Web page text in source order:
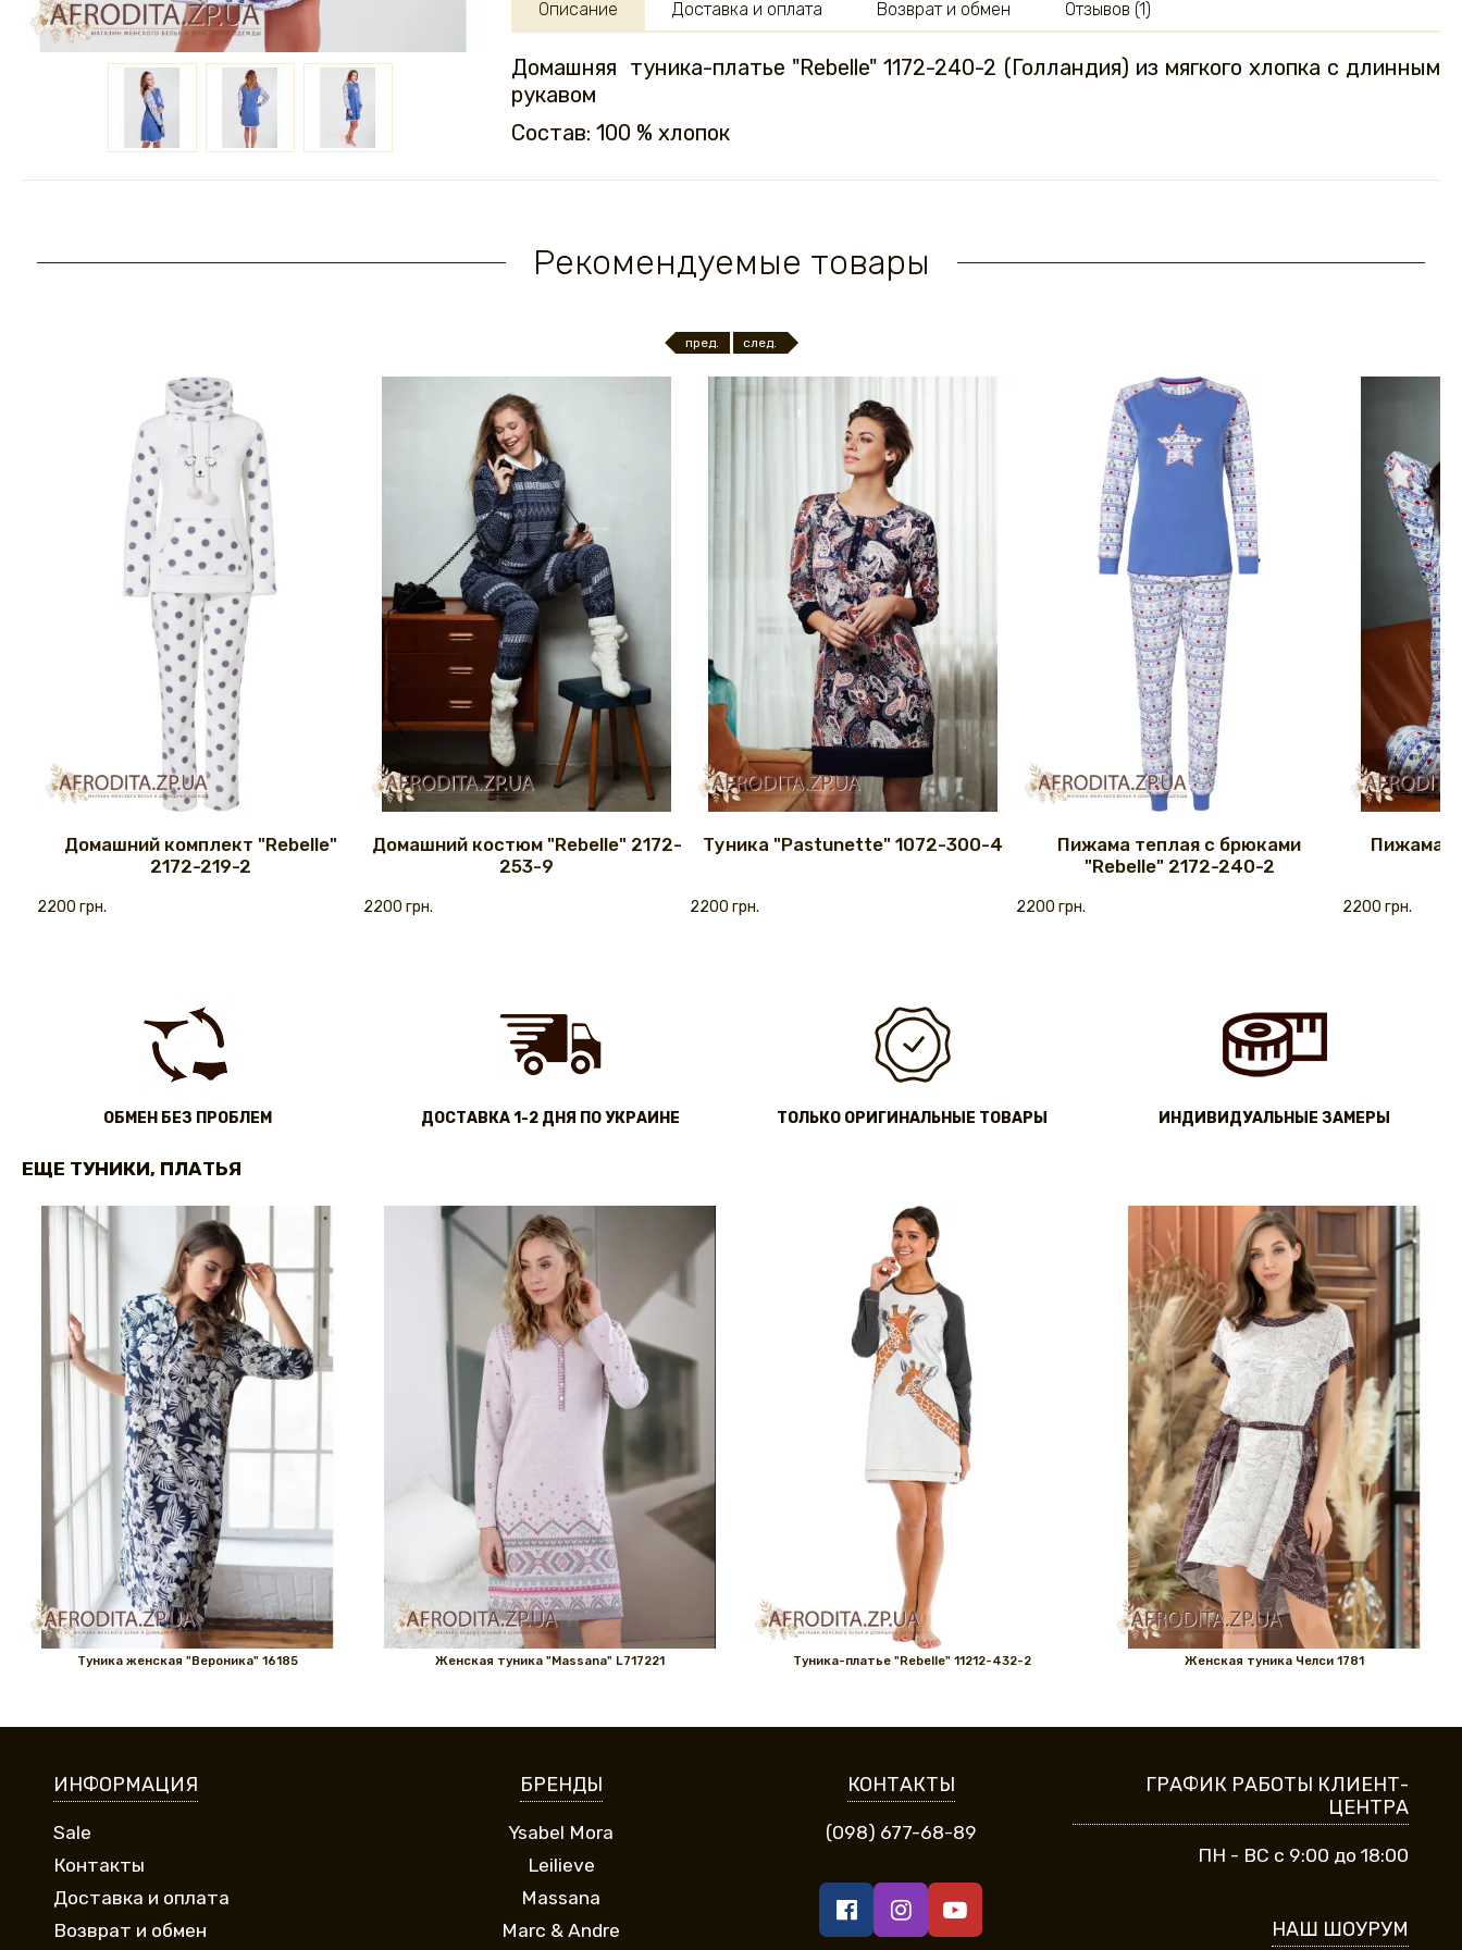
Описание
Домашняя туника-платье "Rebelle" 1172-240-2 (Голландия) из мягкого хлопка с длинным
рукавом
Состав: 100 % хлопок
Доставка и оплата Возврат и обмен Отзывов (1)
Рекомендуемые товары
пред. след.
Домашний комплект "Rebelle"
2172-219-2
2200 грн.
Домашний костюм "Rebelle" 2172-
253-9
2200 грн.
Туника "Pastunette" 1072-300-4
2200 грн.
Пижама теплая с брюками
"Rebelle" 2172-240-2
2200 грн.
Пижама
2200 грн.
ОБМЕН БЕЗ ПРОБЛЕМ ДОСТАВКА 1-2 ДНЯ ПО УКРАИНЕ ТОЛЬКО ОРИГИНАЛЬНЫЕ ТОВАРЫ ИНДИВИДУАЛЬНЫЕ ЗАМЕРЫ
ЕЩЕ ТУНИКИ, ПЛАТЬЯ
Туника женская "Вероника" 16185 Женская туника "Massana" L717221 Туника-платье "Rebelle" 11212-432-2 Женская туника Челси 1781
ИНФОРМАЦИЯ
Sale
Контакты
Доставка и оплата
Возврат и обмен
БРЕНДЫ
Ysabel Mora
Leilieve
Massana
Marc & Andre
КОНТАКТЫ
(098) 677-68-89
ГРАФИК РАБОТЫ КЛИЕНТ-
ЦЕНТРА
ПН - ВС с 9:00 до 18:00
НАШ ШОУРУМ